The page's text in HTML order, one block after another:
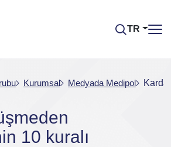
TR
Kurumsal Medyada Medipol Karda
10 kuralı